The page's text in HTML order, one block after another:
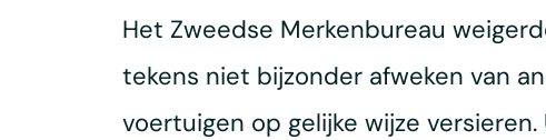
Het Zweedse Merkenbureau
tekens niet bijzonder afweken van
voertuigen op gelijke wijze